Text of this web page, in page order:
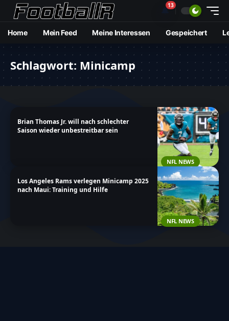
🔔13
Home Mein Feed Meine Interessen Gespeichert
Schlagwort: Minicamp
NFL NEWS
Brian Thomas Jr. will nach schlechter
Saison wieder unbestreitbar sein
NFL NEWS
Los Angeles Rams verlegen Minicamp 2025
nach Maui: Training und Hilfe